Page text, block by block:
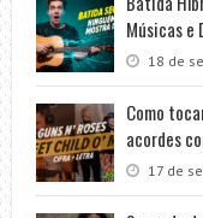
Músicas e
18 de
Como
acordes
17 de